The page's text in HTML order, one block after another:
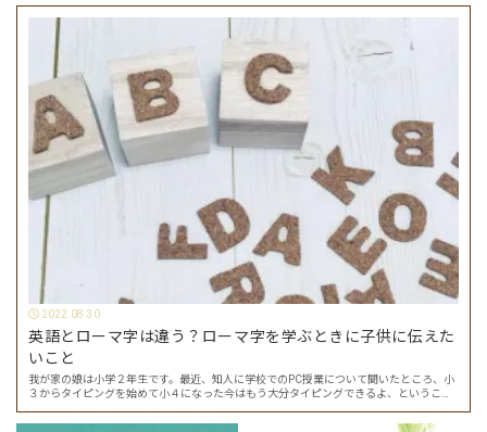
2022.08.30
英語とローマ字は違う？ローマ字を学ぶときに子供に伝えた
いこと
我が家の娘は小学２年生です。最近、知人に学校でのPC授業について聞いたところ、小
３からタイピングを始めて小４になった今はもう大分タイピングできるよ、ということ
で…